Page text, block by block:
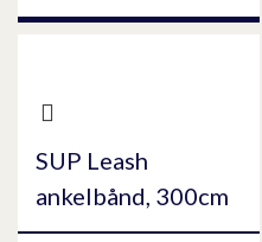
SUP Leash
ankelbånd, 300cm